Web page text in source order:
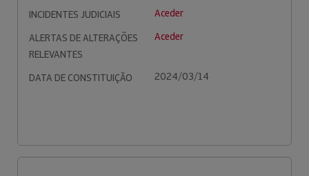
INCIDENTES JUDICIAIS
Aceder
ALERTAS DE ALTERAÇÕES
RELEVANTES
Aceder
DATA DE CONSTITUIÇÃO 2024/03/14